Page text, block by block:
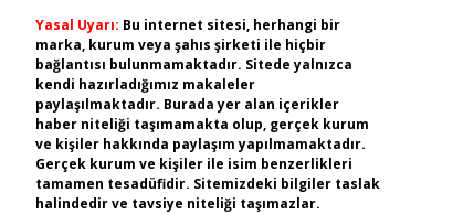
Yasal Uyarı: Bu internet sitesi, herhangi bir
marka, kurum veya şahıs şirketi ile hiçbir
bağlantısı bulunmamaktadır. Sitede yalnızca
kendi hazırladığımız makaleler
paylaşılmaktadır. Burada yer alan içerikler
haber niteliği taşımamakta olup, gerçek kurum
ve kişiler hakkında paylaşım yapılmamaktadır.
Gerçek kurum ve kişiler ile isim benzerlikleri
tamamen tesadüfidir. Sitemizdeki bilgiler taslak
halindedir ve tavsiye niteliği taşımazlar.